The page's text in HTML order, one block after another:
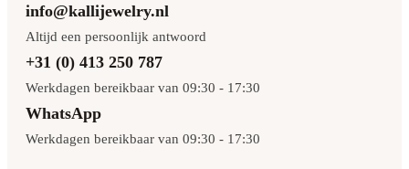
info@kallijewelry.nl
Altijd een persoonlijk antwoord
+31 (0) 413 250 787
Werkdagen bereikbaar van 09:30 - 17:30
WhatsApp
Werkdagen bereikbaar van 09:30 - 17:30